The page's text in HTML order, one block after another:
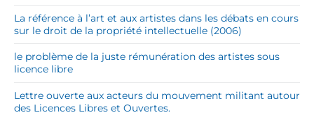
La référence à l’art et aux artistes dans les débats en cours
sur le droit de la propriété intellectuelle (2006)
le problème de la juste rémunération des artistes sous
licence libre
Lettre ouverte aux acteurs du mouvement militant autour
des Licences Libres et Ouvertes.